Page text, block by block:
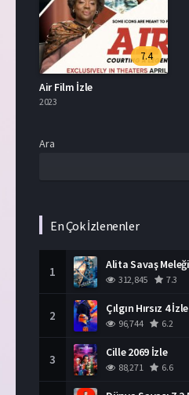
7.4
Air Film İzle
2023
Ara
En Çok İzlenenler
1
312,845 7.3
2 Çılgın Hırsız 4 İzle
96,744 6.2
3 Cille 2069 İzle
88,271 6.6